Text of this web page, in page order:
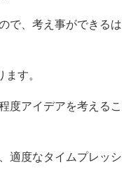
で、考え事ができるは
す。
度アイデアを考えるこ
適度なタイムプレッシ